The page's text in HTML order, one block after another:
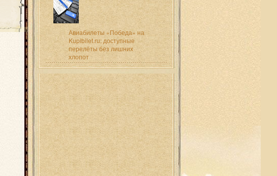
Авиабилеты «Победа» на
Kupibilet.ru: доступные
перелёты без лишних
хлопот